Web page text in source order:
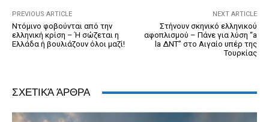
k
PREVIOUS ARTICLE
Ντόμινο φοβούνται από την
ελληνική κρίση – Ή σώζεται η
Ελλάδα ή βουλιάζουν όλοι μαζί!
NEXT ARTICLE
Στήνουν σκηνικό ελληνικού
αφοπλισμού – Πάνε για λύση “a
la ΔΝΤ” στο Αιγαίο υπέρ της
Τουρκίας
ΣΧΕΤΙΚΆ ΆΡΘΡΑ